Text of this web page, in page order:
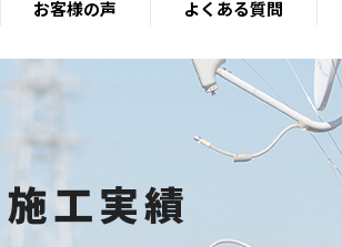
お客様の声 よくある質問
施工実績